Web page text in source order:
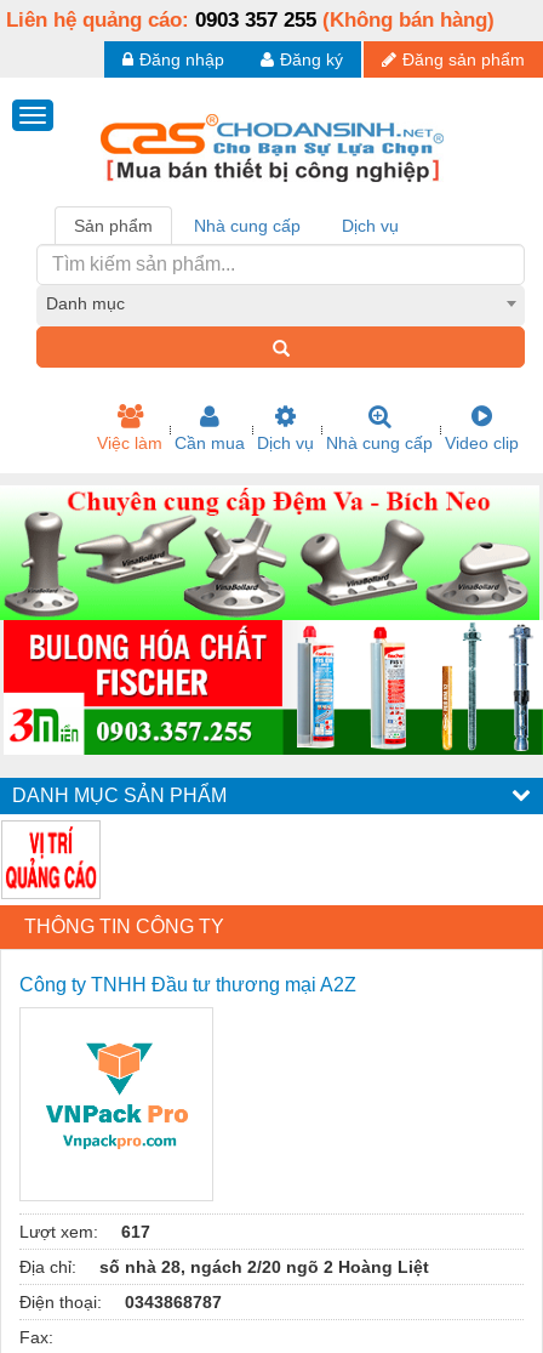
Liên hệ quảng cáo: 0903 357 255 (Không bán hàng)
Đăng sản phẩm
Đăng ký
Đăng nhập
Sản phẩm Nhà cung cấp Dịch vụ
Danh mục
Việc làm Cần mua Dịch vụ Nhà cung cấp Video clip
DANH MỤC SẢN PHẨM
THÔNG TIN CÔNG TY
Công ty TNHH Đầu tư thương mại A2Z
Lượt xem:
617
Địa chỉ:
số nhà 28, ngách 2/20 ngõ 2 Hoàng Liệt
Điện thoại:
0343868787
Fax: